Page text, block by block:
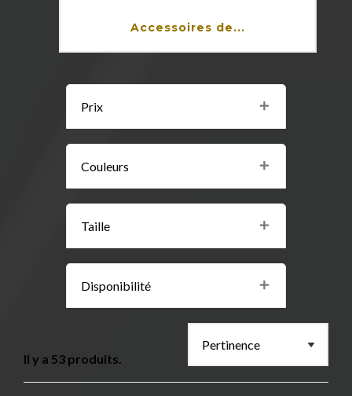
Accessoires de...
Prix
Couleurs
Taille
Disponibilité
Il y a 53 produits.